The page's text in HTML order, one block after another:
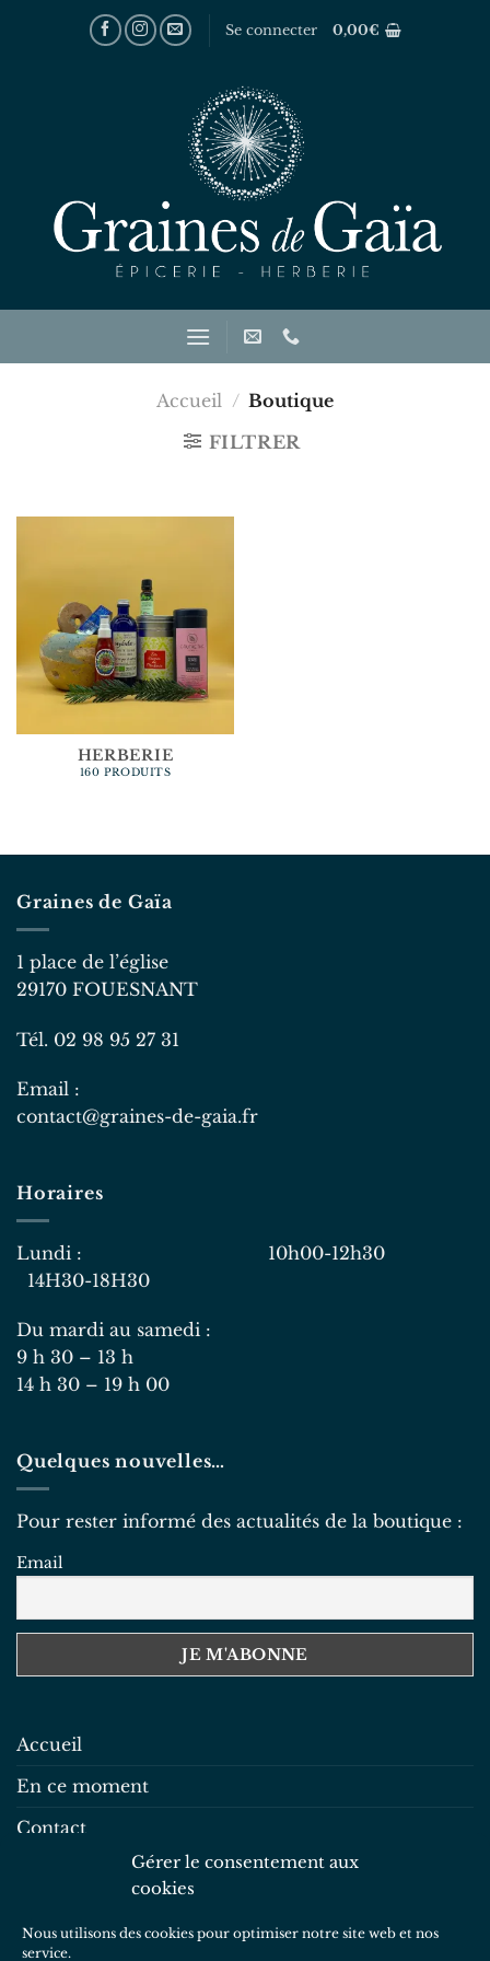
Gérer le consentement aux
cookies
Nous utilisons des cookies pour optimiser notre site web et nos
service.
Se connecter 0,00€
Accueil / Boutique
FILTRER
HERBERIE
160 PRODUITS
Graines de Gaïa
1 place de l’église
29170 FOUESNANT
Tél. 02 98 95 27 31
Email :
contact@graines-de-gaia.fr
Horaires
Lundi : 10h00-12h30
14H30-18H30
Du mardi au samedi :
9 h 30 – 13 h
14 h 30 – 19 h 00
Quelques nouvelles…
Pour rester informé des actualités de la boutique :
Email
Accueil
En ce moment
Contact
Mentions légales
Politique de cookies